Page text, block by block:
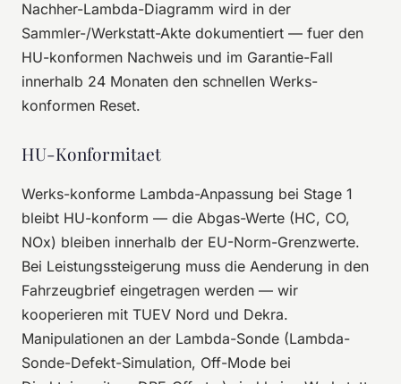
Nachher-Lambda-Diagramm wird in der
Sammler-/Werkstatt-Akte dokumentiert — fuer den
HU-konformen Nachweis und im Garantie-Fall
innerhalb 24 Monaten den schnellen Werks-
konformen Reset.
HU-Konformitaet
Werks-konforme Lambda-Anpassung bei Stage 1
bleibt HU-konform — die Abgas-Werte (HC, CO,
NOx) bleiben innerhalb der EU-Norm-Grenzwerte.
Bei Leistungssteigerung muss die Aenderung in den
Fahrzeugbrief eingetragen werden — wir
kooperieren mit TUEV Nord und Dekra.
Manipulationen an der Lambda-Sonde (Lambda-
Sonde-Defekt-Simulation, Off-Mode bei